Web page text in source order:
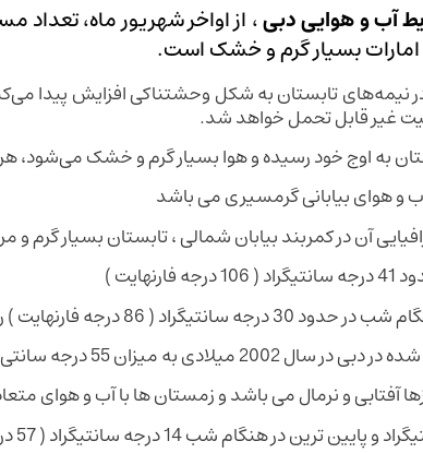
آب و هوایی دبی، از اواخر شهریور ماه،
بسیار گرم و خشک است.
نیمه‌های تابستان به شکل وحشتناکی افزایش پیدا
غیر قابل تحمل خواهد شد.
به اوج خود رسیده و هوا بسیار گرم و خشک می‌شود،
و هوای بیابانی گرمسیری می باشد
آن در کمربند بیابان شمالی ، تابستان بسیار گرم و
)
( 86 درجه فارنهایت ) را داراست .
به میزان 55 درجه سانتی گراد بوده است
آفتابی و نرمال می باشد و زمستان ها با آب و هوای